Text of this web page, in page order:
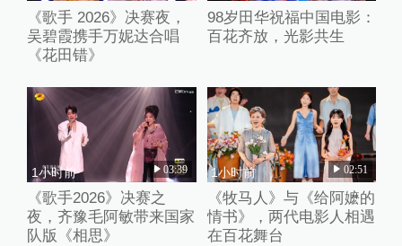
《歌手 2026》决赛夜，
吴碧霞携手万妮达合唱
《花田错》
98岁田华祝福中国电影：
百花齐放，光影共生
1小时前 03:39
《歌手2026》决赛之
夜，齐豫毛阿敏带来国家
队版《相思》
1小时前 02:51
《牧马人》与《给阿嬷的
情书》，两代电影人相遇
在百花舞台